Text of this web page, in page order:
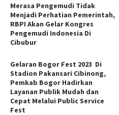
Merasa Pengemudi Tidak
Menjadi Perhatian Pemerintah,
RBPI Akan Gelar Kongres
Pengemudi Indonesia Di
Cibubur
Gelaran Bogor Fest 2023 Di
Stadion Pakansari Cibinong,
Pemkab Bogor Hadirkan
Layanan Publik Mudah dan
Cepat Melalui Public Service
Fest